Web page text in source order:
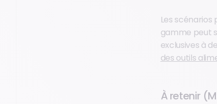
Les
gamme peut
exclusives à
des outils
À retenir